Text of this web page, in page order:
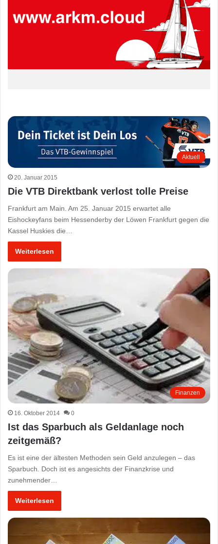
Aktuell
20. Januar 2015
Die VTB Direktbank verlost tolle Preise
Frankfurt am Main. Am 25. Januar 2015 erwartet alle
Eishockeyfans beim Hessenderby der Löwen Frankfurt gegen die
Kassel Huskies die…
Weiterlesen
Finanzen
16. Oktober 2014 0
Ist das Sparbuch als Geldanlage noch
zeitgemäß?
Es ist eine der ältesten Methoden sein Geld anzulegen – das
Sparbuch. Doch ist es angesichts der Finanzkrise und
zunehmender…
Weiterlesen